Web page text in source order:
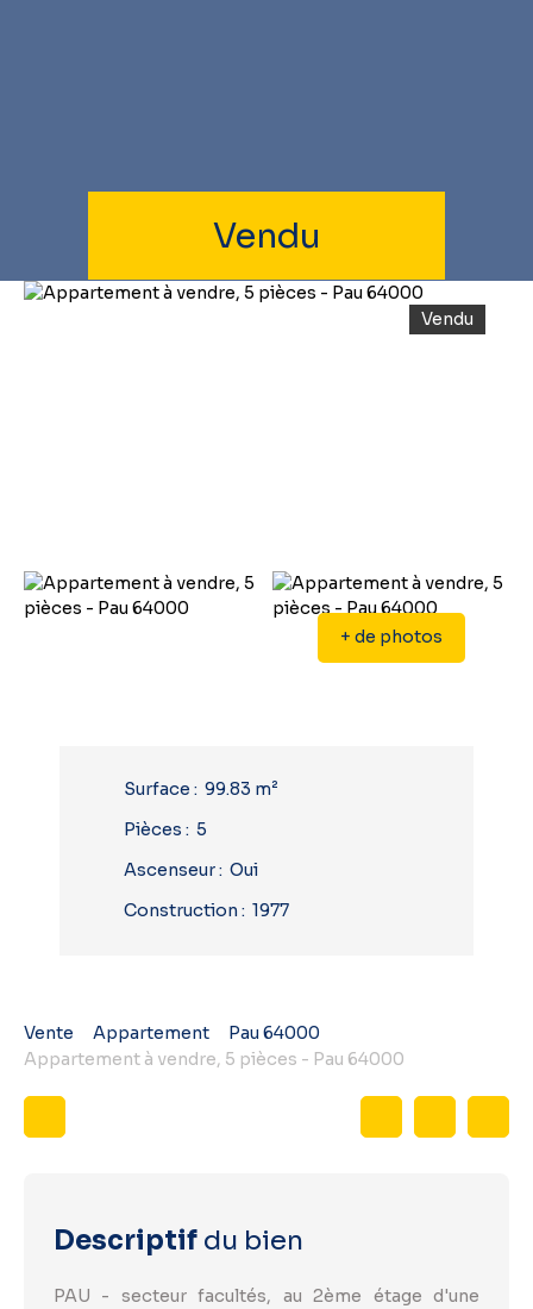
Vendu
Vendu
+ de photos
Surface : 99.83 m²
Pièces : 5
Ascenseur: Oui
Construction : 1977
Vente Appartement
Pau 64000
Appartement à vendre, 5 pièces - Pau 64000
Descriptif du bien
PAU - secteur facultés, au 2ème étage d'une